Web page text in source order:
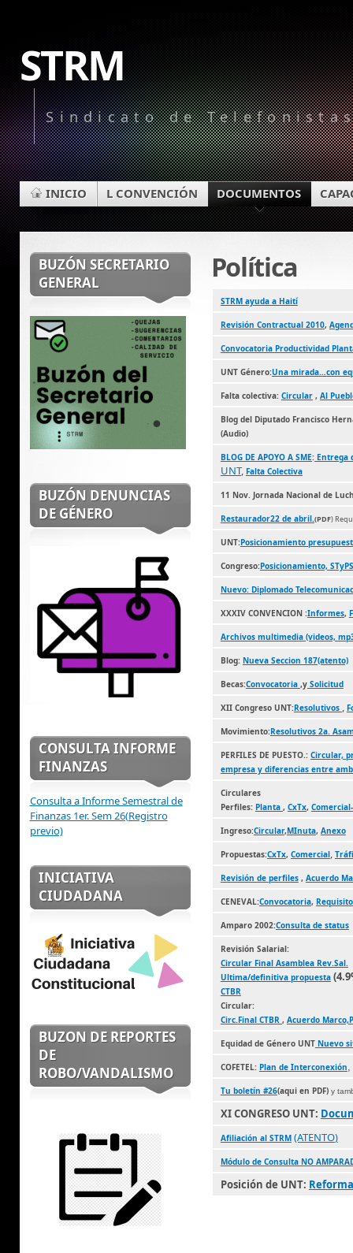
STRM
Sindicato de
INICIO L CONVENCIÓN DOCUMENTOS
Política
STRM ayuda a Haití
Revisión Contractual 2010,
Convocatoria Productividad
UNT Género:Una mirada…con
Falta colectiva: Circular, Al
Blog del Diputado Francisco
(Audio)
BLOG DE APOYO A SME:Entrega
UNT, Falta Colectiva
11 Nov. Jornada Nacional de
Restaurador22 de abril.(PDF)
UNT:Posicionamiento
Congreso:Posicionamiento, STyPS
Nuevo: Diplomado
XXXIV CONVENCION :Informes,
Archivos multimedia (videos,
Blog: Nueva Seccion 187(atento)
Becas:Convocatoria ,ySolicitud
XII Congreso UNT:Resolutivos ,
Movimiento:Resolutivos 2a.
PERFILES DE PUESTO.: Circular,
empresa y diferencias entre
Circulares
Perfiles: Planta , CxTx, Comercial-
Ingreso:Circular,MInuta, Anexo
Propuestas:CxTx, Comercial,
Revisión de perfiles, Acuerdo
CENEVAL:Convocatoria,
Amparo 2002:Consulta de status
Revisión Salarial:
Circular Final Asamblea Rev.Sal.
Ultima/definitiva propuesta
CTBR
Circular:
Circ.Final CTBR , Acuerdo
Equidad de Género UNTNuevo
COFETEL: Plan de Interconexión,
Tu boletín #26(aqui en PDF) y
XI CONGRESO UNT:
Afiliación al STRM (ATENTO)
Módulo de Consulta NO
Posición de UNT:
BUZÓN SECRETARIO
GENERAL
BUZÓN DENUNCIAS
DE GÉNERO
CONSULTA INFORME
FINANZAS
Consulta a Informe Semestral de
Finanzas 1er. Sem 26(Registro
previo)
INICIATIVA
CIUDADANA
BUZON DE REPORTES
DE
ROBO/VANDALISMO